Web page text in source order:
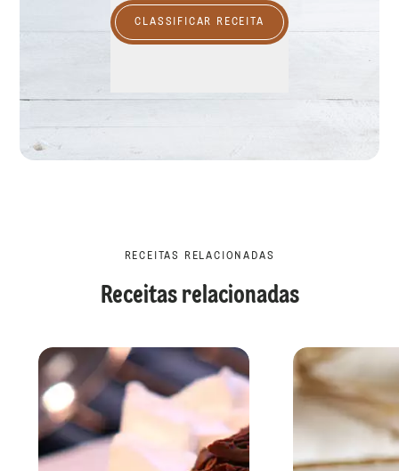
CLASSIFICAR RECEITA
RECEITAS RELACIONADAS
Receitas relacionadas